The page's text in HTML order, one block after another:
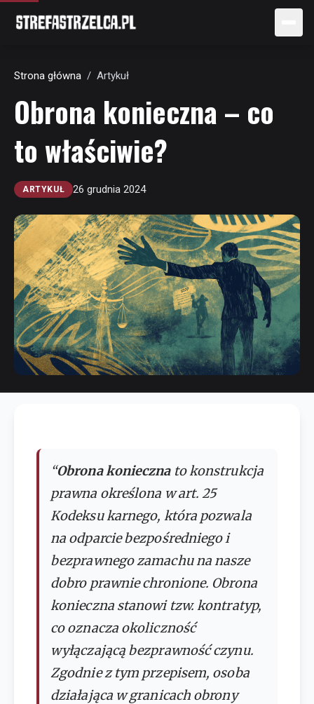
Strona główna / Artykuł
Obrona konieczna – co
to właściwie?
ARTYKUŁ 26 grudnia 2024
“Obrona koniecznato konstrukcja
prawna określona w art. 25
Kodeksu karnego, która pozwala
na odparcie bezpośredniego i
bezprawnego zamachu na nasze
dobro prawnie chronione. Obrona
konieczna stanowi tzw. kontratyp,
co oznacza okoliczność
wyłączającą bezprawność czynu.
Zgodnie z tym przepisem, osoba
działająca w granicach obrony